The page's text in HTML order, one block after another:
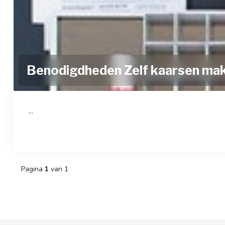
Benodigdheden Zelf kaarsen
...
Pagina 1 van 1